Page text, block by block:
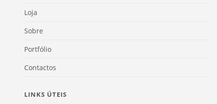
Loja
Sobre
Portfólio
Contactos
LINKS ÚTEIS